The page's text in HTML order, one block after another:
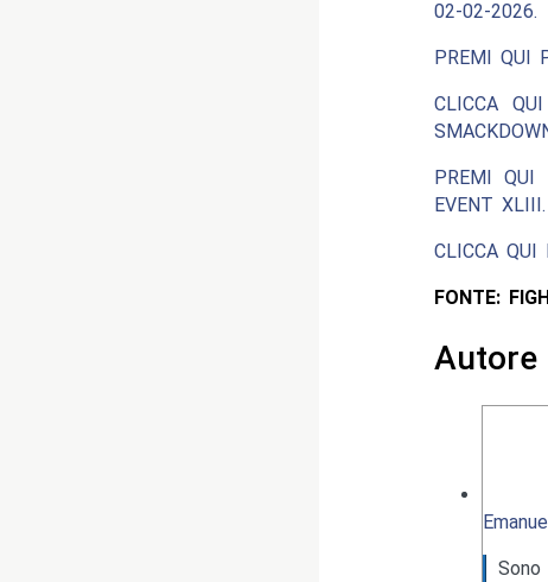
02-02-2026.
PREMI QUI
CLICCA
PREMI QUI
EVENT XLIII.
CLICCA QUI
FONTE:
Autore